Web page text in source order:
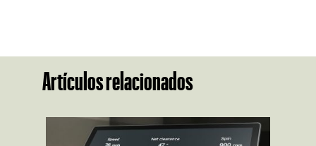
Artículos relacionados